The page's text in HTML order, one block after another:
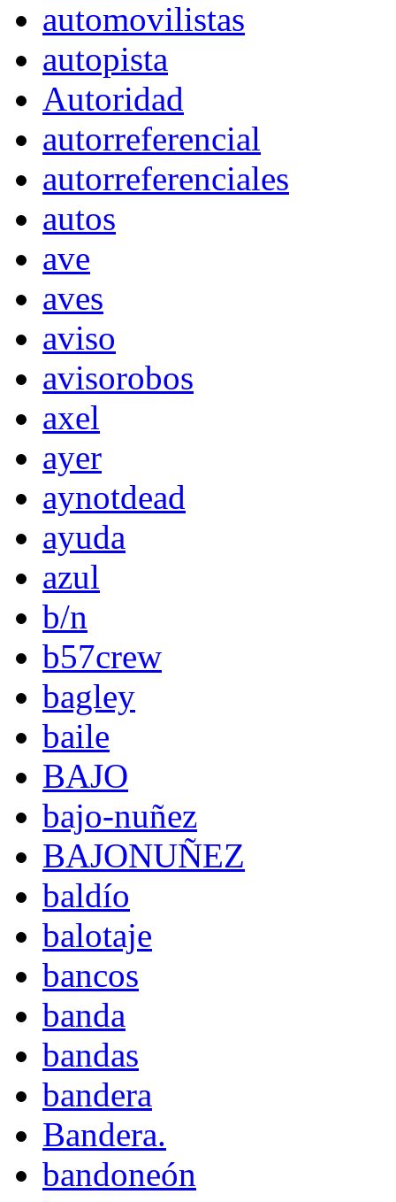
automovilistas
autopista
Autoridad
autorreferencial
autorreferenciales
autos
ave
aves
aviso
avisorobos
axel
ayer
aynotdead
ayuda
azul
b/n
b57crew
bagley
baile
BAJO
bajo-nuñez
BAJONUÑEZ
baldío
balotaje
bancos
banda
bandas
bandera
Bandera.
bandoneón